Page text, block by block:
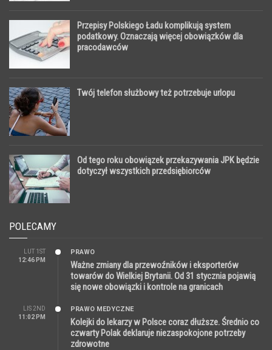
Przepisy Polskiego Ładu komplikują system
podatkowy. Oznaczają więcej obowiązków dla
pracodawców
Twój telefon służbowy też potrzebuje urlopu
Od tego roku obowiązek przekazywania JPK będzie
dotyczył wszystkich przedsiębiorców
POLECAMY
LUT 1ST
12:46 PM
PRAWO
Ważne zmiany dla przewoźników i eksporterów
towarów do Wielkiej Brytanii. Od 31 stycznia pojawią
się nowe obowiązki i kontrole na granicach
LIS 2ND
11:02 PM
PRAWO MEDYCZNE
Kolejki do lekarzy w Polsce coraz dłuższe. Średnio co
czwarty Polak deklaruje niezaspokojone potrzeby
zdrowotne